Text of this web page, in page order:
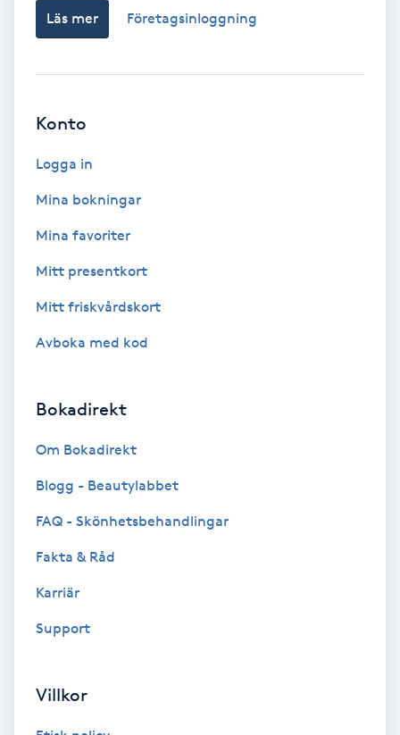
Vaccination
Vaxning brasiliansk
Veterinär
Vinyasa Yoga
Vårtor
Yin Yoga
Yoga
Yogamassage
Zonterapi
Läs mer Företagsinloggning
Konto
Logga in
Mina bokningar
Mina favoriter
Mitt presentkort
Mitt friskvårdskort
Avboka med kod
Bokadirekt
Om Bokadirekt
Blogg - Beautylabbet
FAQ - Skönhetsbehandlingar
Fakta & Råd
Karriär
Support
Villkor